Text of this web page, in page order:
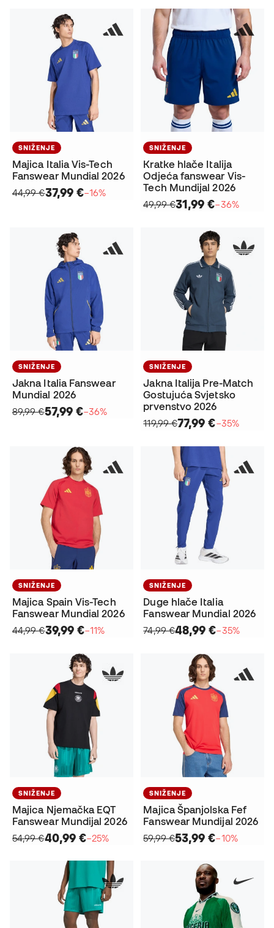
SNIŽENJE
Majica Italia Vis-Tech
Fanswear Mundial 2026
44,99 €37,99 €−16%
SNIŽENJE
Kratke hlače Italija
Odjeća fanswear Vis-
Tech Mundijal 2026
49,99 €31,99 €−36%
SNIŽENJE
Jakna Italia Fanswear
Mundial 2026
89,99 €57,99 €−36%
SNIŽENJE
Jakna Italija Pre-Match
Gostujuća Svjetsko
prvenstvo 2026
119,99 €77,99 €−35%
SNIŽENJE
Majica Spain Vis-Tech
Fanswear Mundial 2026
44,99 €39,99 €−11%
SNIŽENJE
Duge hlače Italia
Fanswear Mundial 2026
74,99 €48,99 €−35%
SNIŽENJE
Majica Njemačka EQT
Fanswear Mundijal 2026
54,99 €40,99 €−25%
SNIŽENJE
Majica Španjolska Fef
Fanswear Mundijal 2026
59,99 €53,99 €−10%